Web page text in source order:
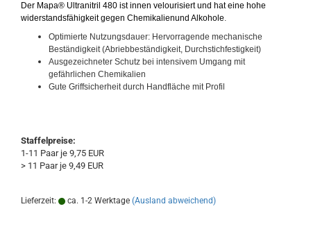
Der Mapa® Ultranitril 480 ist innen velourisiert und hat eine hohe
widerstandsfähigkeit gegen Chemikalienund Alkohole.
Optimierte Nutzungsdauer: Hervorragende mechanische
Beständigkeit (Abriebbeständigkeit, Durchstichfestigkeit)
Ausgezeichneter Schutz bei intensivem Umgang mit
gefährlichen Chemikalien
Gute Griffsicherheit durch Handfläche mit Profil
Staffelpreise:
1-11 Paar je 9,75 EUR
> 11 Paar je 9,49 EUR
Lieferzeit: ca. 1-2 Werktage (Ausland abweichend)